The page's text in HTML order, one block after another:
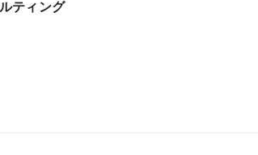
ティング